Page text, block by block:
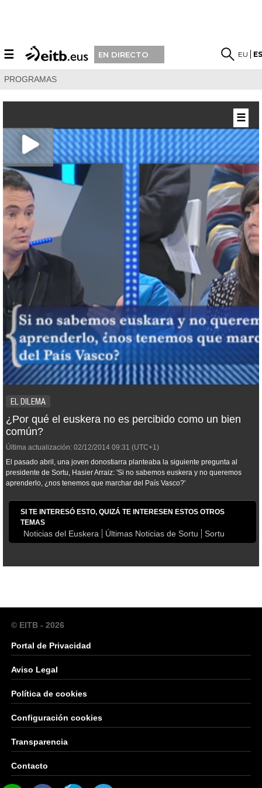
☰ EN DIRECTO EU
PROGRAMAS
EL DILEMA
¿Por qué el euskera no es percibido como un bien
común?
Última actualización: 02/12/2014 09:31 (UTC+1)
El pasado abril, una joven donostiarra planteaba la siguiente pregunta a
presidente de Sortu, Hasier Arraiz: 'Si no sabemos euskera y no queremos
aprenderlo, ¿nos tenemos que marchar del País Vasco?'
SI TE INTERESÓ ESTO, QUIZÁ TE INTERESEN ESTOS OTROS
TEMAS
Noticias del Euskera Últimas Noticias de Sortu Sortu
☰
© EITB - 2026
Portal de Privacidad
Aviso Legal
Política de cookies
Configuración cookies
Transparencia
Contacto